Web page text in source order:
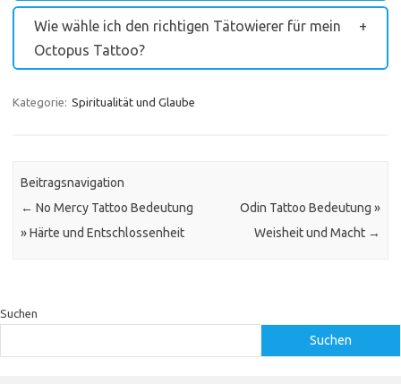
Wie wähle ich den richtigen Tätowierer für mein
Octopus Tattoo?
Kategorie: Spiritualität und Glaube
Beitragsnavigation
← No Mercy Tattoo Bedeutung
» Härte und Entschlossenheit
Odin Tattoo Bedeutung »
Weisheit und Macht →
Suchen
Suchen